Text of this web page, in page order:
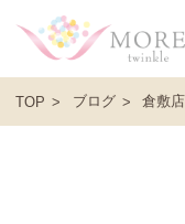
TOP ブログ 倉敷店